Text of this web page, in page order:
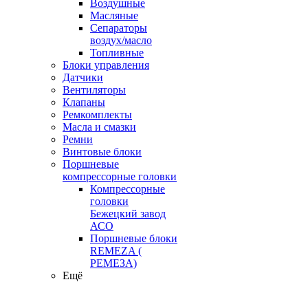
Воздушные
Масляные
Сепараторы
воздух/масло
Топливные
Блоки управления
Датчики
Вентиляторы
Клапаны
Ремкомплекты
Масла и смазки
Ремни
Винтовые блоки
Поршневые
компрессорные головки
Компрессорные
головки
Бежецкий завод
АСО
Поршневые блоки
REMEZA (
РЕМЕЗА)
Ещё